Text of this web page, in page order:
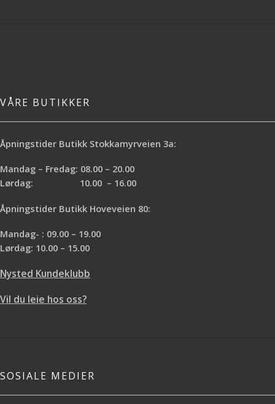
VÅRE BUTIKKER
Åpningstider Butikk Stokkamyrveien 3a:
Mandag – Fredag: 08.00 – 20.00
Lørdag: 10.00 – 16.00
Åpningstider Butikk Hoveveien 80:
Mandag- : 09.00 – 19.00
Lørdag: 10.00 – 15.00
Nysted Kundeklubb
Vil du leie hos oss?
SOSIALE MEDIER